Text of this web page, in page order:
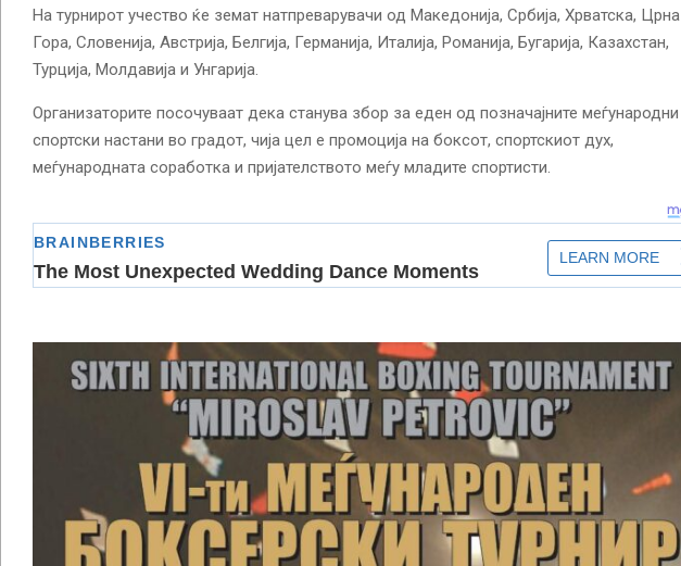
На турнирот учество ќе земат натпреварувачи од Македонија, Србија, Хрватска, Црна
Гора, Словенија, Австрија, Белгија, Германија, Италија, Романија, Бугарија, Казахстан,
Турција, Молдавија и Унгарија.
Организаторите посочуваат дека станува збор за еден од позначајните меѓународни
спортски настани во градот, чија цел е промоција на боксот, спортскиот дух,
меѓународната соработка и пријателството меѓу младите спортисти.